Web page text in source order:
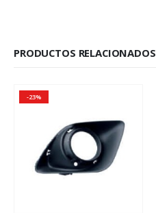
PRODUCTOS RELACIONADOS
-23%